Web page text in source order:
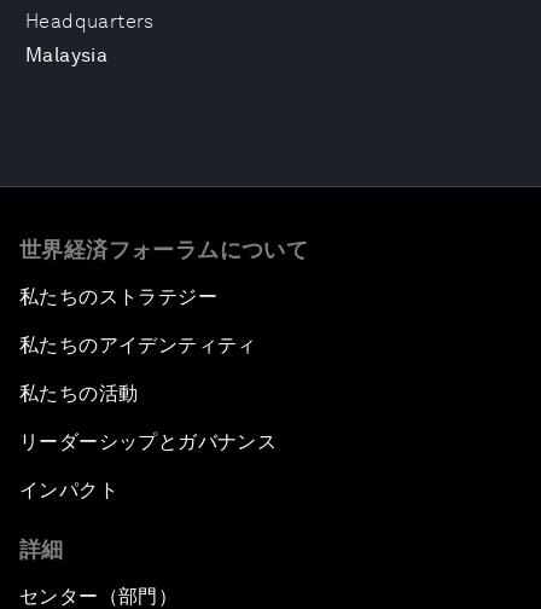
Headquarters
Malaysia
世界経済フォーラムについて
私たちのストラテジー
私たちのアイデンティティ
私たちの活動
リーダーシップとガバナンス
インパクト
詳細
センター（部門）